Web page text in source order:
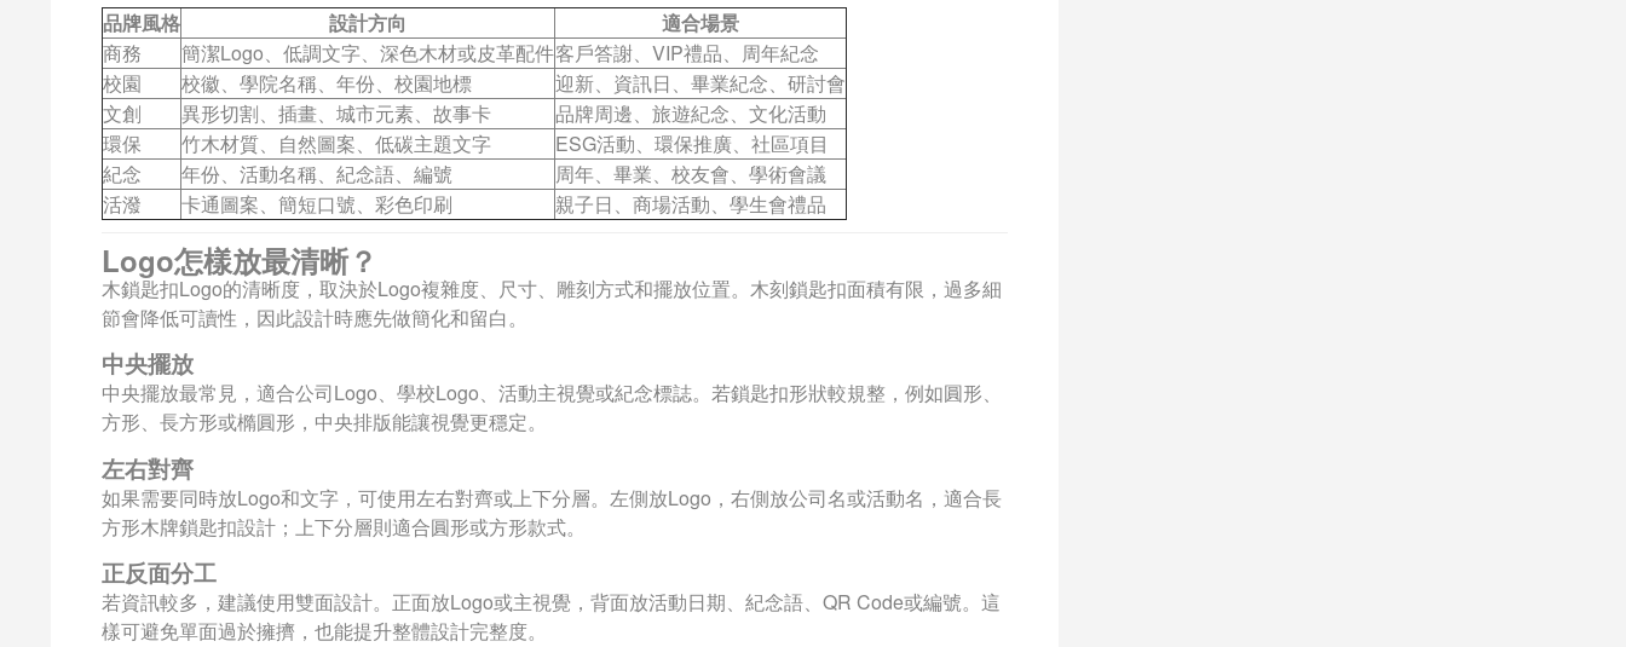
品牌風格
設計方向
適合場景
商務
簡潔Logo、低調文字、深色木材或皮革配件客戶答謝、VIP禮品、周年紀念
校園
校徽、學院名稱、年份、校園地標
迎新、資訊日、畢業紀念、研討會
文創
異形切割、插畫、城市元素、故事卡
品牌周邊、旅遊紀念、文化活動
環保
竹木材質、自然圖案、低碳主題文字
ESG活動、環保推廣、社區項目
紀念
年份、活動名稱、紀念語、編號
周年、畢業、校友會、學術會議
活潑
卡通圖案、簡短口號、彩色印刷 親子日、商場活動、學生會禮品
Logo怎樣放最清晰？
木鎖匙扣Logo的清晰度，取決於Logo複雜度、尺寸、雕刻方式和擺放位置。木刻鎖匙扣面積有限，過多細
節會降低可讀性，因此設計時應先做簡化和留白。
中央擺放
中央擺放最常見，適合公司Logo、學校Logo、活動主視覺或紀念標誌。若鎖匙扣形狀較規整，例如圓形、
方形、長方形或橢圓形，中央排版能讓視覺更穩定。
左右對齊
如果需要同時放Logo和文字，可使用左右對齊或上下分層。左側放Logo，右側放公司名或活動名，適合長
方形木牌鎖匙扣設計；上下分層則適合圓形或方形款式。
正反面分工
若資訊較多，建議使用雙面設計。正面放Logo或主視覺，背面放活動日期、紀念語、QR Code或編號。這
樣可避免單面過於擁擠，也能提升整體設計完整度。